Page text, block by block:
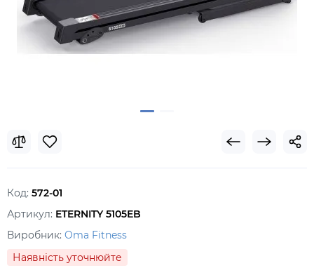
Код: 572-01
Артикул: ETERNITY 5105ЕB
Виробник: Oma Fitness
Наявність уточнюйте